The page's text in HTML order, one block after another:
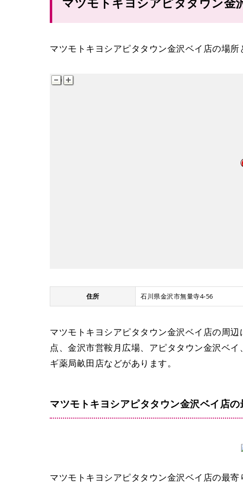
マツモトキヨシアピタタウン金沢ベイ店の場所
住所 石川県金沢市無量寺4-56
マツモトキヨシアピタタウン金沢ベイ店の周
点、金沢市営鞍月広場、アピタタウン金沢ベ
ギ薬局畝田店などがあります。
マツモトキヨシアピタタウン金沢ベイ店
マツモトキヨシアピタタウン金沢ベイ店の最寄